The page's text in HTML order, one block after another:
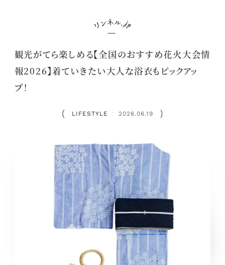
観光がてら楽しめる【全国のおすすめ花火大会情
報2026】着ていきたい大人な浴衣もピックアッ
プ！
LIFESTYLE ： 2026.06.19